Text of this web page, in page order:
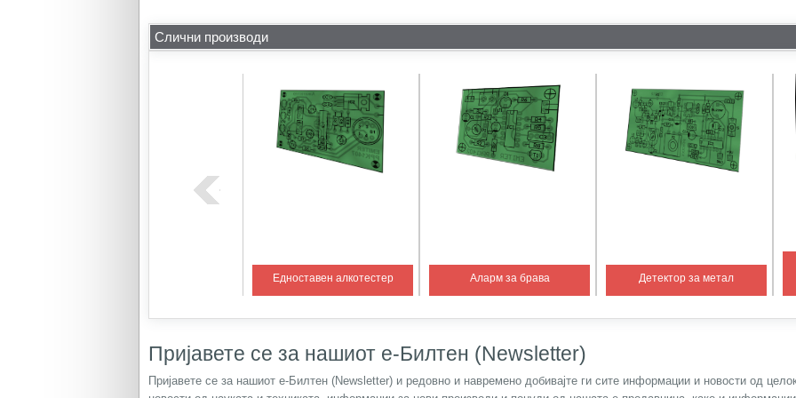
Слични производи
Едноставен алкотестер Аларм за брава Детектор за метал
Пријавете се за нашиот е-Билтен (Newsletter)
Пријавете се за нашиот е-Билтен (Newsletter) и редовно и навремено добивајте ги сите информации и новости од